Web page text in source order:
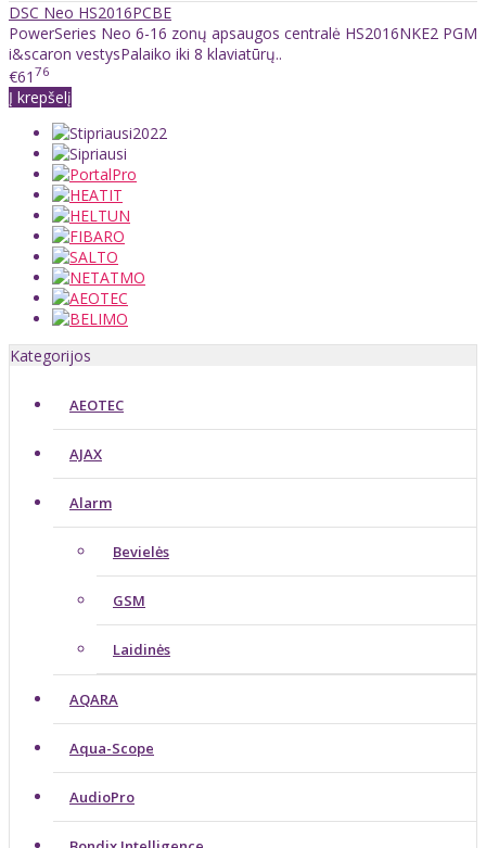
DSC Neo HS2016PCBE
PowerSeries Neo 6-16 zonų apsaugos centralė HS2016NKE2 PGM
i&scaron vestysPalaiko iki 8 klaviatūrų..
€61 76
Į krepšelį
Kategorijos
AEOTEC
AJAX
Alarm
Bevielės
GSM
Laidinės
AQARA
Aqua-Scope
AudioPro